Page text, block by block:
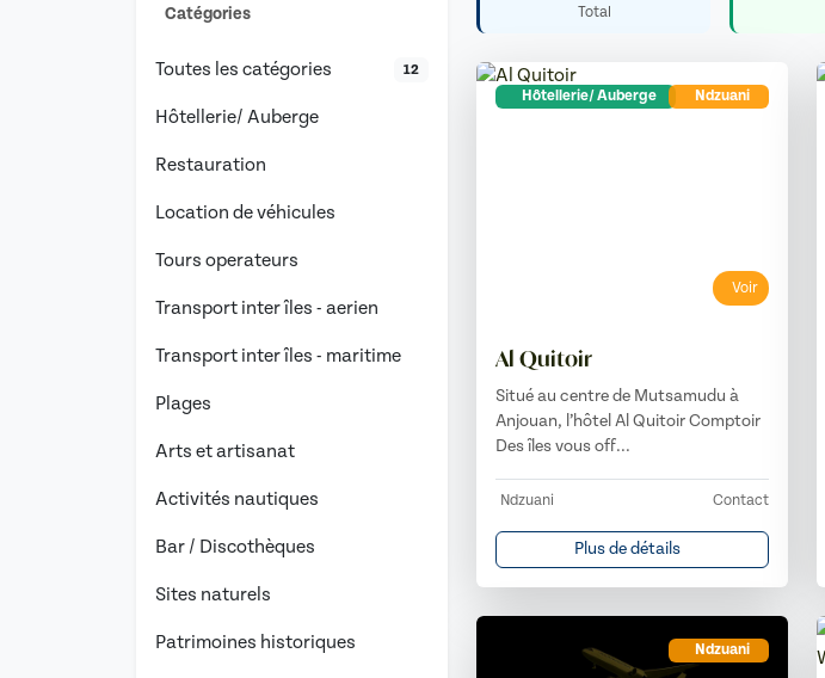
Catégories
Toutes les catégories 12
Hôtellerie/ Auberge
Restauration
Location de véhicules
Tours operateurs
Transport inter îles - aerien
Transport inter îles - maritime
Plages
Arts et artisanat
Activités nautiques
Bar / Discothèques
Sites naturels
Patrimoines historiques
Total
Hôtellerie/ Auberge Ndzuani
Voir
Al Quitoir
Situé au centre de Mutsamudu à
Anjouan, l’hôtel Al Quitoir Comptoir
Des îles vous off...
Ndzuani Contact
Plus de détails
Ndzuani